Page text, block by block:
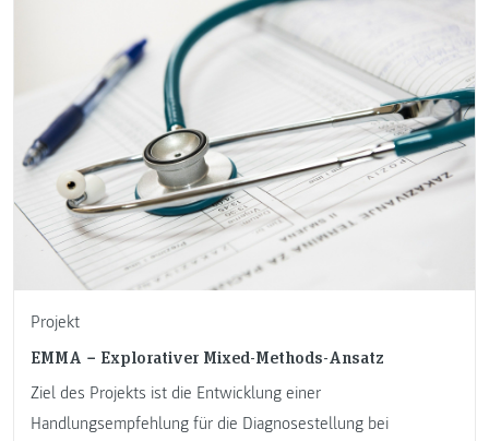
Projekt
EMMA − Explorativer Mixed-Methods-Ansatz
Ziel des Projekts ist die Entwicklung einer
Handlungsempfehlung für die Diagnosestellung bei